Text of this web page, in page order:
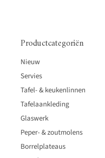
Productcategoriën
Nieuw
Servies
Tafel- & keukenlinnen
Tafelaankleding
Glaswerk
Peper- & zoutmolens
Borrelplateaus